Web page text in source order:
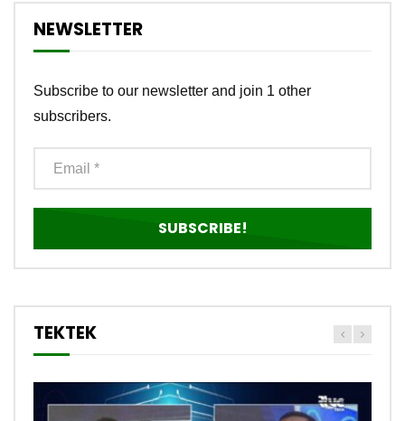
NEWSLETTER
Subscribe to our newsletter and join 1 other
subscribers.
TEKTEK